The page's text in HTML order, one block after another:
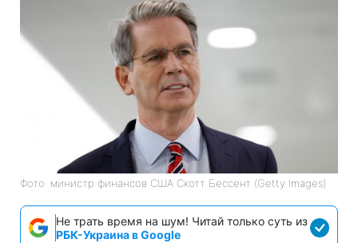
Фото: министр финансов США Скотт Бессент (Getty Images)
Не трать время на шум! Читай только суть из
РБК-Украина в Google